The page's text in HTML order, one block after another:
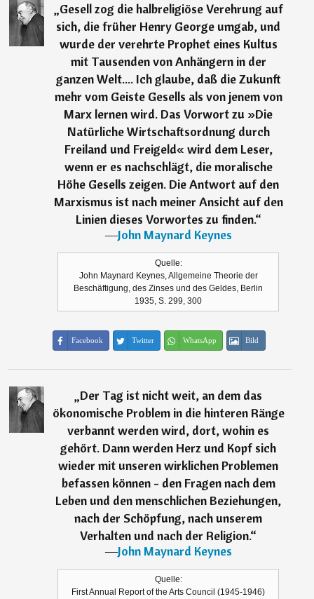
„Gesell zog die halbreligiöse Verehrung auf
sich, die früher Henry George umgab, und
wurde der verehrte Prophet eines Kultus
mit Tausenden von Anhängern in der
ganzen Welt.... Ich glaube, daß die Zukunft
mehr vom Geiste Gesells als von jenem von
Marx lernen wird. Das Vorwort zu »Die
Natürliche Wirtschaftsordnung durch
Freiland und Freigeld« wird dem Leser,
wenn er es nachschlägt, die moralische
Höhe Gesells zeigen. Die Antwort auf den
Marxismus ist nach meiner Ansicht auf den
Linien dieses Vorwortes zu finden.“
―John Maynard Keynes
Quelle:
John Maynard Keynes, Allgemeine Theorie der
Beschäftigung, des Zinses und des Geldes, Berlin
1935, S. 299, 300
Facebook Twitter WhatsApp Bild
„Der Tag ist nicht weit, an dem das
ökonomische Problem in die hinteren Ränge
verbannt werden wird, dort, wohin es
gehört. Dann werden Herz und Kopf sich
wieder mit unseren wirklichen Problemen
befassen können - den Fragen nach dem
Leben und den menschlichen Beziehungen,
nach der Schöpfung, nach unserem
Verhalten und nach der Religion.“
―John Maynard Keynes
Quelle:
First Annual Report of the Arts Council (1945-1946)